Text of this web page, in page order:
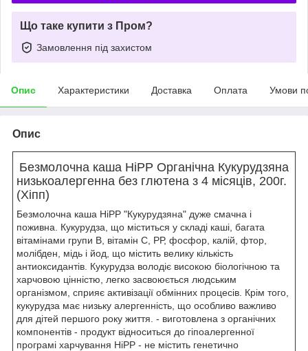
Що таке купити з Пром?
Замовлення під захистом
Опис Характеристики Доставка Оплата Умови
Опис
Безмолочна каша HiPP Органічна Кукурудзяна
низькоалергенна без глютена з 4 місяців, 200г.
(Хіпп)
Безмолочна каша HiPP "Кукурудзяна" дуже смачна і
поживна. Кукурудза, що міститься у складі каші, багата
вітамінами групи В, вітамін С, РР, фосфор, калій, фтор,
молібден, мідь і йод, що містить велику кількість
антиоксидантів. Кукурудза володіє високою біологічною та
харчовою цінністю, легко засвоюється людським
організмом, сприяє активізації обмінних процесів. Крім того,
кукурудза має низьку алергенність, що особливо важливо
для дітей першого року життя. - виготовлена з органічних
компонентів - продукт відноситься до гіпоалергенної
програмі харчування HiPP - не містить генетично